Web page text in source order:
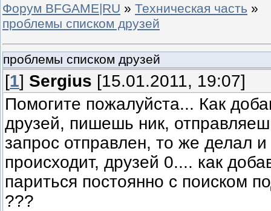
Форум BFGAME|RU » Техническая часть »
проблемы списком друзей
проблемы списком друзей
[1] Sergius [15.01.2011, 19:07]
Помогите пожалуйста... Как
друзей, пишешь ник,
запрос отправлен, то же делал
происходит, друзей 0.... как
париться постоянно с поиском
???